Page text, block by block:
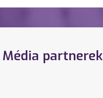
Média partnerek